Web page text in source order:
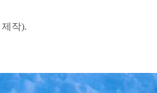
제작).